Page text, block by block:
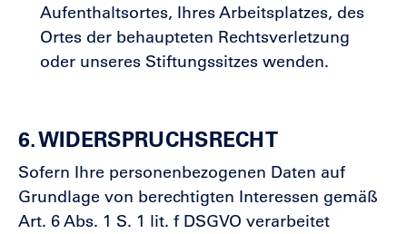
Aufenthaltsortes, Ihres Arbeitsplatzes, des
Ortes der behaupteten Rechtsverletzung
oder unseres Stiftungssitzes wenden.
6. WIDERSPRUCHSRECHT
Sofern Ihre personenbezogenen Daten auf
Grundlage von berechtigten Interessen gemäß
Art. 6 Abs. 1 S. 1 lit. f DSGVO verarbeitet